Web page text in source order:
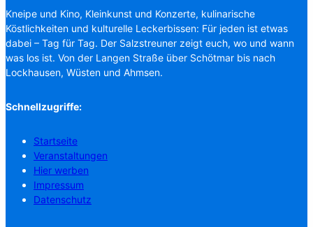
Kneipe und Kino, Kleinkunst und Konzerte, kulinarische
Köstlichkeiten und kulturelle Leckerbissen: Für jeden ist etwas
dabei – Tag für Tag. Der Salzstreuner zeigt euch, wo und wann
was los ist. Von der Langen Straße über Schötmar bis nach
Lockhausen, Wüsten und Ahmsen.
Schnellzugriffe:
Startseite
Veranstaltungen
Hier werben
Impressum
Datenschutz